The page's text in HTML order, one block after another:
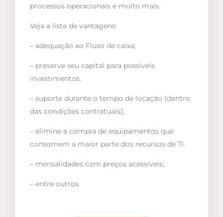
processos operacionais e muito mais.
Veja a lista de vantagens:
– adequação ao Fluxo de caixa;
– preserve seu capital para possíveis
investimentos.
– suporte durante o tempo de locação (dentro
das condições contratuais);
– elimine a compra de equipamentos que
consomem a maior parte dos recursos de TI.
– mensalidades com preços acessíveis;
– entre outros.